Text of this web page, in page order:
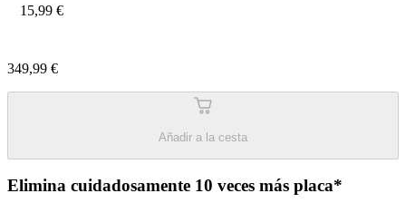
15,99 €
349,99 €
Añadir a la cesta
Elimina cuidadosamente 10 veces más placa*